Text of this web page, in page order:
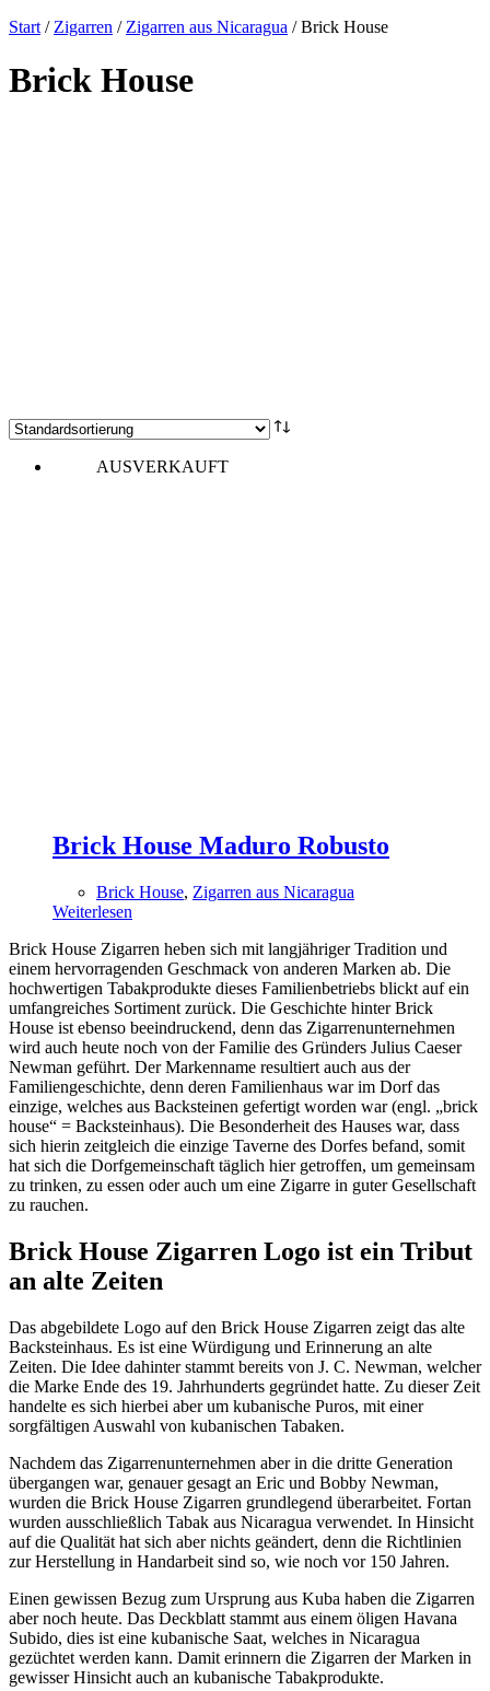
Start / Zigarren / Zigarren aus Nicaragua / Brick House
Brick House
AUSVERKAUFT
Brick House Maduro Robusto
Brick House, Zigarren aus Nicaragua
Weiterlesen
Brick House Zigarren heben sich mit langjähriger Tradition und
einem hervorragenden Geschmack von anderen Marken ab. Die
hochwertigen Tabakprodukte dieses Familienbetriebs blickt auf ein
umfangreiches Sortiment zurück. Die Geschichte hinter Brick
House ist ebenso beeindruckend, denn das Zigarrenunternehmen
wird auch heute noch von der Familie des Gründers Julius Caeser
Newman geführt. Der Markenname resultiert auch aus der
Familiengeschichte, denn deren Familienhaus war im Dorf das
einzige, welches aus Backsteinen gefertigt worden war (engl. „brick
house“ = Backsteinhaus). Die Besonderheit des Hauses war, dass
sich hierin zeitgleich die einzige Taverne des Dorfes befand, somit
hat sich die Dorfgemeinschaft täglich hier getroffen, um gemeinsam
zu trinken, zu essen oder auch um eine Zigarre in guter Gesellschaft
zu rauchen.
Brick House Zigarren Logo ist ein Tribut
an alte Zeiten
Das abgebildete Logo auf den Brick House Zigarren zeigt das alte
Backsteinhaus. Es ist eine Würdigung und Erinnerung an alte
Zeiten. Die Idee dahinter stammt bereits von J. C. Newman, welcher
die Marke Ende des 19. Jahrhunderts gegründet hatte. Zu dieser Zeit
handelte es sich hierbei aber um kubanische Puros, mit einer
sorgfältigen Auswahl von kubanischen Tabaken.
Nachdem das Zigarrenunternehmen aber in die dritte Generation
übergangen war, genauer gesagt an Eric und Bobby Newman,
wurden die Brick House Zigarren grundlegend überarbeitet. Fortan
wurden ausschließlich Tabak aus Nicaragua verwendet. In Hinsicht
auf die Qualität hat sich aber nichts geändert, denn die Richtlinien
zur Herstellung in Handarbeit sind so, wie noch vor 150 Jahren.
Einen gewissen Bezug zum Ursprung aus Kuba haben die Zigarren
aber noch heute. Das Deckblatt stammt aus einem öligen Havana
Subido, dies ist eine kubanische Saat, welches in Nicaragua
gezüchtet werden kann. Damit erinnern die Zigarren der Marken in
gewisser Hinsicht auch an kubanische Tabakprodukte.